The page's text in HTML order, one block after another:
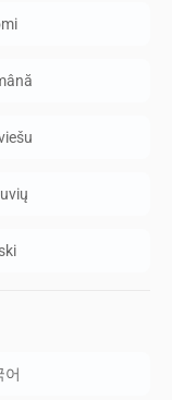
어